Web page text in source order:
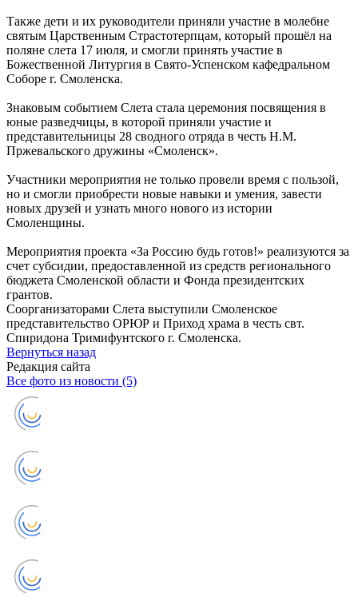
Также дети и их руководители приняли участие в молебне
святым Царственным Страстотерпцам, который прошёл на
поляне слета 17 июля, и смогли принять участие в
Божественной Литургия в Свято-Успенском кафедральном
Соборе г. Смоленска.
Знаковым событием Слета стала церемония посвящения в
юные разведчицы, в которой приняли участие и
представительницы 28 сводного отряда в честь Н.М.
Пржевальского дружины «Смоленск».
Участники мероприятия не только провели время с пользой,
но и смогли приобрести новые навыки и умения, завести
новых друзей и узнать много нового из истории
Смоленщины.
Мероприятия проекта «За Россию будь готов!» реализуются за
счет субсидии, предоставленной из средств регионального
бюджета Смоленской области и Фонда президентских
грантов.
Соорганизаторами Слета выступили Смоленское
представительство ОРЮР и Приход храма в честь свт.
Спиридона Тримифунтского г. Смоленска.
Вернуться назад
Редакция сайта
Все фото из новости (5)